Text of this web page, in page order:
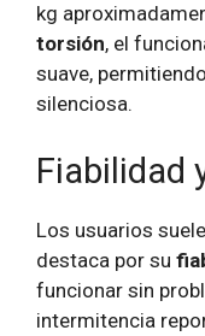
kg
torsión, el
suave,
silenciosa.
Fiabilidad
Los usuarios
destaca por su
funcionar sin
intermitencia